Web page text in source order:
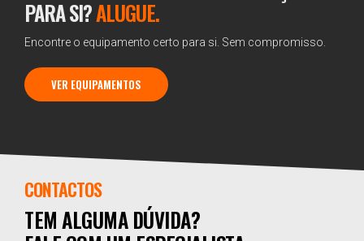
PARA SI?ALUGUE.
Encontre o equipamento certo para si. Sem compromisso.
VER EQUIPAMENTOS
CONTACTOS
TEM ALGUMA DÚVIDA?